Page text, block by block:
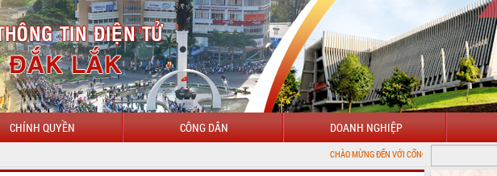
CHÍNH QUYỀN CÔNG DÂN DOANH NGHIỆP
CHÀO MỪNG ĐẾN VỚI CỔNG THÔNG TIN ĐIỆN TỬ TỈNH ĐẮK LẮK